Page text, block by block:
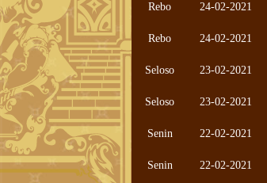
Rebo 24-02-2021
Rebo 24-02-2021
Seloso 23-02-2021
Seloso 23-02-2021
Senin 22-02-2021
Senin 22-02-2021